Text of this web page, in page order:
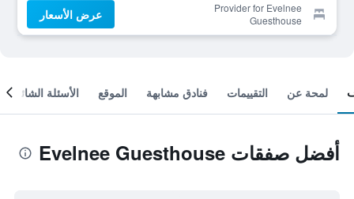
Provider for Evelnee
Guesthouse
عرض الأسعار
لمحة عن التقييمات فنادق مشابهة الموقع الأسئلة الشائعة
أفضل صفقات Evelnee Guesthouse